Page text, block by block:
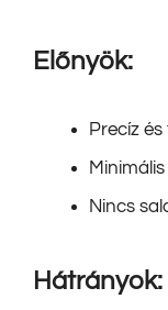
Előnyök:
Precíz
Nincs
Hátrányok: